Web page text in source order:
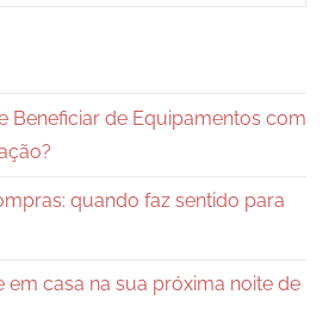
Beneficiar de Equipamentos com
quando faz sentido para
em casa na sua próxima noite de